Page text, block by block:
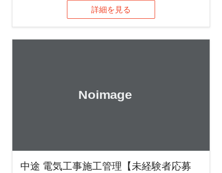
詳細を見る
中途 電気工事施工管理【未経験者応募